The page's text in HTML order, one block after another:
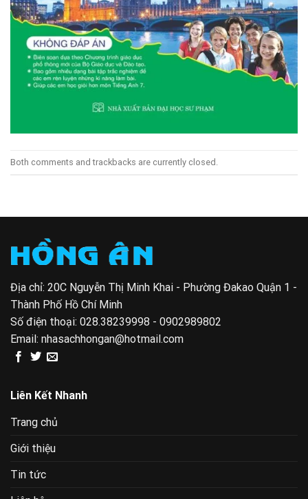
Both comments and trackbacks are currently closed.
Địa chỉ: 20C Nguyễn Thị Minh Khai - Phường Đakao Quận 1 -
Thành Phố Hồ Chí Minh
Số điện thoại: 028.38239998 - 0902989802
Email: nhasachhongan@hotmail.com
Liên Kết Nhanh
Trang chủ
Giới thiệu
Tin tức